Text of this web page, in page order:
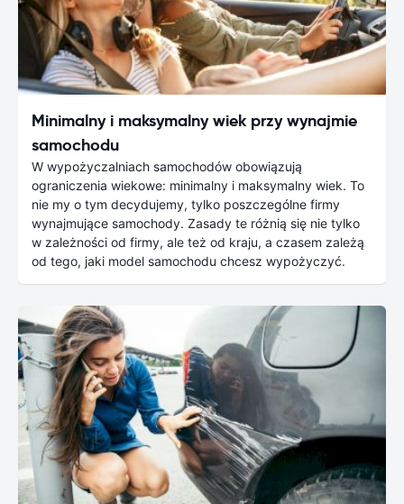
Minimalny i maksymalny wiek przy wynajmie
samochodu
W wypożyczalniach samochodów obowiązują
ograniczenia wiekowe: minimalny i maksymalny wiek. To
nie my o tym decydujemy, tylko poszczególne firmy
wynajmujące samochody. Zasady te różnią się nie tylko
w zależności od firmy, ale też od kraju, a czasem zależą
od tego, jaki model samochodu chcesz wypożyczyć.